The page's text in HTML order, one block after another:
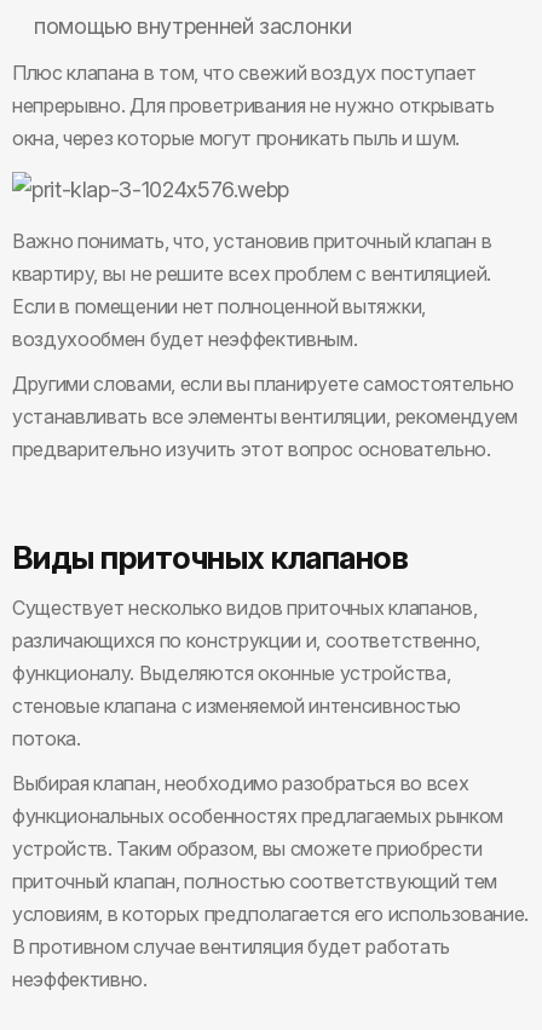
помощью внутренней заслонки
Плюс клапана в том, что свежий воздух поступает
непрерывно. Для проветривания не нужно открывать
окна, через которые могут проникать пыль и шум.
Важно понимать, что, установив приточный клапан в
квартиру, вы не решите всех проблем с вентиляцией.
Если в помещении нет полноценной вытяжки,
воздухообмен будет неэффективным.
Другими словами, если вы планируете самостоятельно
устанавливать все элементы вентиляции, рекомендуем
предварительно изучить этот вопрос основательно.
Виды приточных клапанов
Существует несколько видов приточных клапанов,
различающихся по конструкции и, соответственно,
функционалу. Выделяются оконные устройства,
стеновые клапана с изменяемой интенсивностью
потока.
Выбирая клапан, необходимо разобраться во всех
функциональных особенностях предлагаемых рынком
устройств. Таким образом, вы сможете приобрести
приточный клапан, полностью соответствующий тем
условиям, в которых предполагается его использование.
В противном случае вентиляция будет работать
неэффективно.